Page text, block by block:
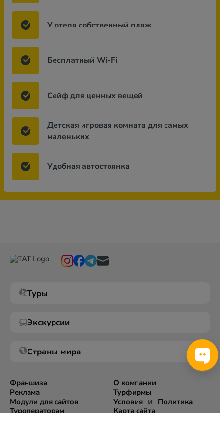
У отеля собственный пляж
Бесплатный Wi-Fi
Сейф для ценных вещей
Детская игровая комната для самых
маленьких
Удобная автостоянка
Туры
Экскурсии
Страны мира
Франшиза
Реклама
Модули для сайтов
Туроператорам
О компании
Турфирмы
Условияи Политика
Карта сайта